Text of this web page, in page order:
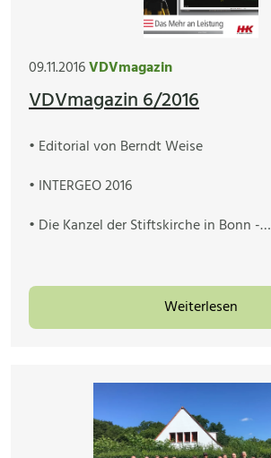
09.11.2016VDVmagazin
VDVmagazin 6/2016
• Editorial von Berndt Weise
• INTERGEO 2016
• Die Kanzel der Stiftskirche in Bonn -…
Weiterlesen